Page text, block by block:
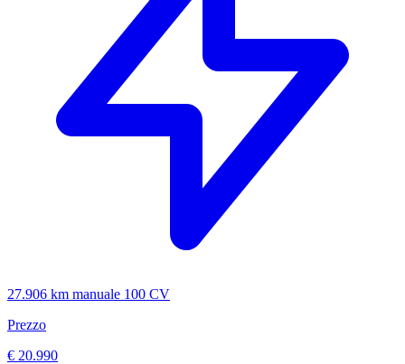
27.906 km manuale 100 CV
Prezzo
€ 20.990